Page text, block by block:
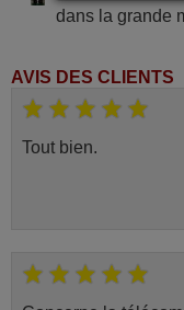
dans la grande
AVIS DES CLIENTS
Tout bien.